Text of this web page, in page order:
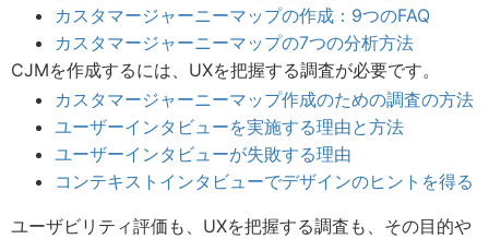
カスタマージャーニーマップの作成：9つのFAQ
カスタマージャーニーマップの7つの分析方法
CJMを作成するには、UXを把握する調査が必要です。
カスタマージャーニーマップ作成のための調査の方法
ユーザーインタビューを実施する理由と方法
ユーザーインタビューが失敗する理由
コンテキストインタビューでデザインのヒントを得る
ユーザビリティ評価も、UXを把握する調査も、その目的や